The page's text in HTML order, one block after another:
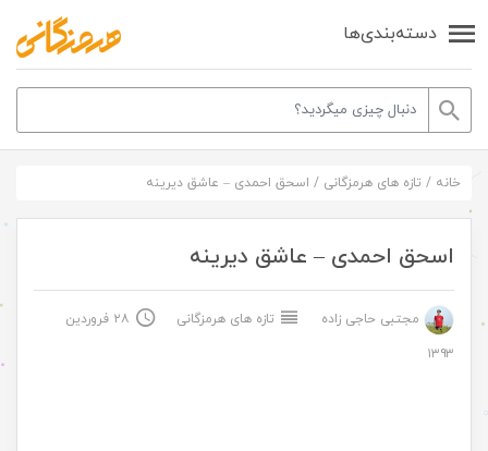
دسته‌بندی‌ها
خانه / تازه های هرمزگانی / اسحق احمدی – عاشق دیرینه
اسحق احمدی – عاشق دیرینه
مجتبی حاجی زاده تازه های هرمزگانی
۲۸ فروردین
۱۳۹۳